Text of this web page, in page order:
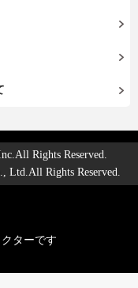
Rights Reserved.
Ltd.All Rights Reserved.
ターです